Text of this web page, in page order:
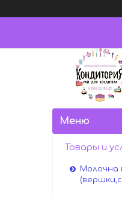
Товары и
Молочна